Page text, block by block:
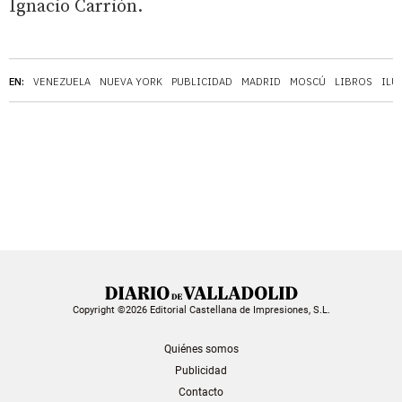
EN: VENEZUELA NUEVA YORK PUBLICIDAD MADRID MOSCÚ LIBROS
Ignacio Carrión.
Copyright ©2026 Editorial Castellana de Impresiones, S.L.
Quiénes somos
Publicidad
Contacto